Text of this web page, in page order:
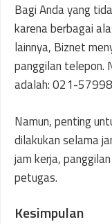
Bagi Anda yang
karena berbagai
lainnya, Biznet
panggilan telepon.
adalah: 021-
Namun, penting
dilakukan selama
jam kerja,
petugas.
Kesimpulan